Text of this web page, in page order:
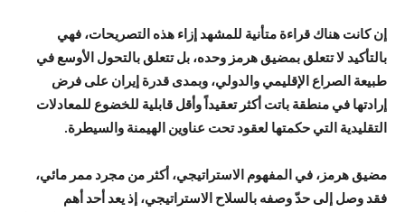
إن كانت هناك قراءة متأنية للمشهد إزاء هذه التصريحات، فهي
بالتأكيد لا تتعلق بمضيق هرمز وحده، بل تتعلق بالتحول الأوسع في
طبيعة الصراع الإقليمي والدولي، وبمدى قدرة إيران على فرض
إرادتها في منطقة باتت أكثر تعقيداً وأقل قابلية للخضوع للمعادلات
التقليدية التي حكمتها لعقود تحت عناوين الهيمنة والسيطرة.
مضيق هرمز، في المفهوم الاستراتيجي، أكثر من مجرد ممر مائي،
فقد وصل إلى حدّ وصفه بالسلاح الاستراتيجي، إذ يعد أحد أهم